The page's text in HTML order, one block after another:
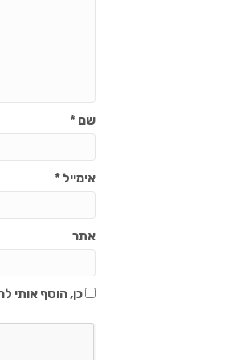
שם*
אימייל*
אתר
כן, הוסף אותי